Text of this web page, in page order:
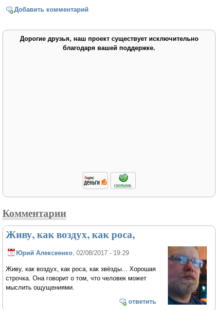
Добавить комментарий
Дорогие друзья, наш проект существует исключительно
благодаря вашей поддержке.
Комментарии
Живу, как воздух, как роса,
Юрий Алексеенко, 02/08/2017 - 19:29
Живу, как воздух, как роса, как звёзды... Хорошая
строчка. Она говорит о том, что человек может
мыслить ощущениями.
ответить